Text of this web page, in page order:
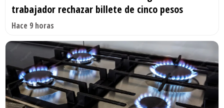
trabajador rechazar billete de cinco pesos
Hace 9 horas